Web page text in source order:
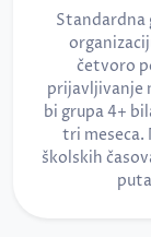
Standardna
četvoro
prijavljivanje
bi grupa 4+
tri meseca.
školskih